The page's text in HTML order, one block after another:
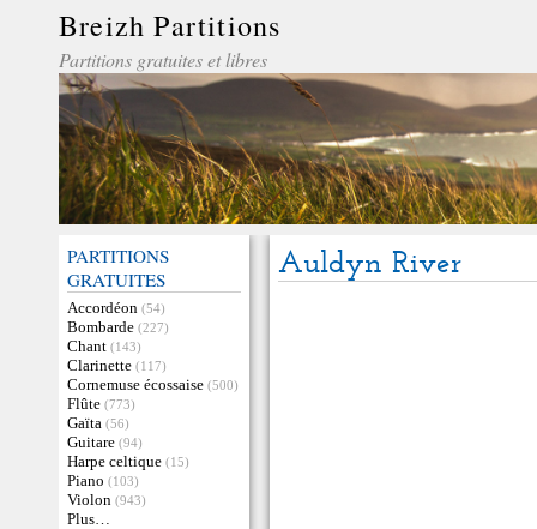
Breizh Partitions
Partitions gratuites et libres
PARTITIONS
GRATUITES
Accordéon (54)
Bombarde (227)
Chant (143)
Clarinette (117)
Cornemuse écossaise (500)
Flûte (773)
Gaïta (56)
Guitare (94)
Harpe celtique (15)
Piano (103)
Violon (943)
Plus…
Auldyn River